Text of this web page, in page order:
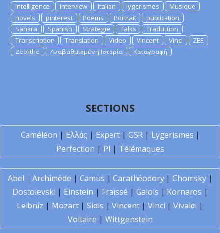
Intelligence
Interview Italian lygerismes
Musique
novels
pinterest Poems Portrait
publication
Sahara
Spanish Strategie Talks
Traduction
Transcription
Translation Video Vincent Vinci
ZEE
Zeolithe
Αναβαθμισμένη Ιστορία Καταγραφή
SECTIONS
Caméléon | Ελλάς | Expert| GSR| Lygerismes |
Perfection | PI | Télémaques
Abel | Archimède | Camus | Carathéodory| Chomsky|
Dostoïevski | Einstein | Fraïssé | Galois | Kornaros |
Leibniz | Mozart | Sidis | Vincent | Vinci | Vivaldi |
Voltaire | Wittgenstein